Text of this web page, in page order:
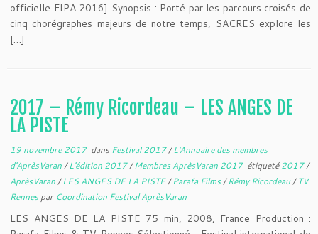
officielle FIPA 2016] Synopsis : Porté par les parcours croisés de
cinq chorégraphes majeurs de notre temps, SACRES explore les
[…]
2017 – Rémy Ricordeau – LES ANGES DE
LA PISTE
19 novembre 2017dans Festival 2017/L'Annuaire des membres
d'AprèsVaran/L'édition 2017/Membres AprèsVaran 2017 étiqueté2017/
AprèsVaran/LES ANGES DE LA PISTE/Parafa Films/Rémy Ricordeau/TV
Rennespar Coordination Festival AprèsVaran
LES ANGES DE LA PISTE 75 min, 2008, France Production :